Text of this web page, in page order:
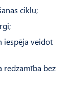
ciklu;
iespēja veidot
redzamība bez